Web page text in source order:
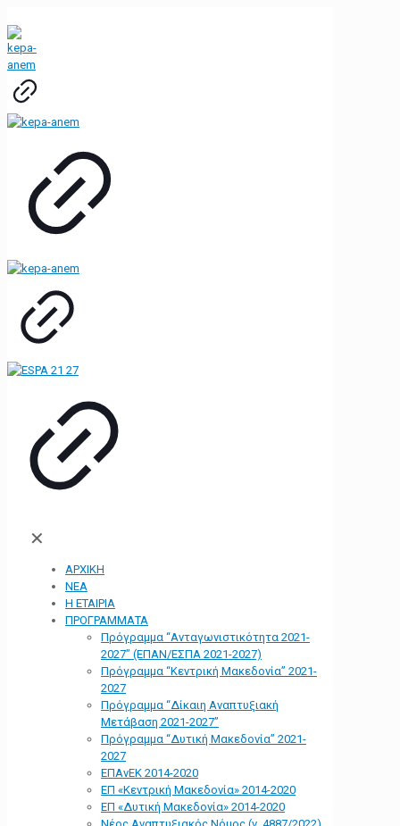
✕
ΑΡΧΙΚΗ
ΝΕΑ
Η ΕΤΑΙΡΙΑ
ΠΡΟΓΡΑΜΜΑΤΑ
Πρόγραμμα “Ανταγωνιστικότητα 2021-
2027” (ΕΠΑΝ/ΕΣΠΑ 2021-2027)
Πρόγραμμα “Κεντρική Μακεδονία” 2021-
2027
Πρόγραμμα “Δίκαιη Αναπτυξιακή
Μετάβαση 2021-2027”
Πρόγραμμα “Δυτική Μακεδονία” 2021-
2027
ΕΠΑνΕΚ 2014-2020
ΕΠ «Kεντρική Μακεδονία» 2014-2020
ΕΠ «Δυτική Μακεδονία» 2014-2020